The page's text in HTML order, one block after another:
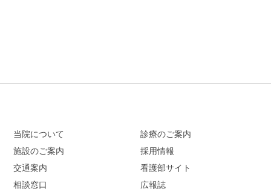
当院について
診療のご案内
施設のご案内
交通案内
相談窓口
採用情報
看護部サイト
広報誌